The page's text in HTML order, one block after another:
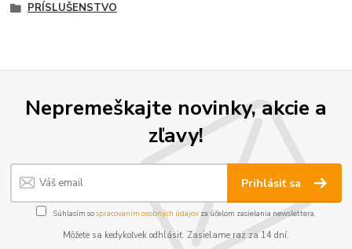
PRÍSLUŠENSTVO
Nepremeškajte novinky, akcie a
zľavy!
Prihlásiť sa
Súhlasím sospracovaním osobných údajov za účelom zasielania newslettera.
Môžete sa kedykoľvek odhlásiť. Zasielame raz za 14 dní.